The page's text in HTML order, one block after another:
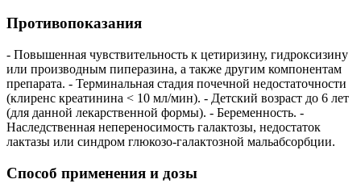
Противопоказания
- Повышенная чувствительность к цетиризину, гидроксизину
или производным пиперазина, а также другим компонентам
препарата. - Терминальная стадия почечной недостаточности
(клиренс креатинина < 10 мл/мин). - Детский возраст до 6 лет
(для данной лекарственной формы). - Беременность. -
Наследственная непереносимость галактозы, недостаток
лактазы или синдром глюкозо-галактозной мальабсорбции.
Способ применения и дозы